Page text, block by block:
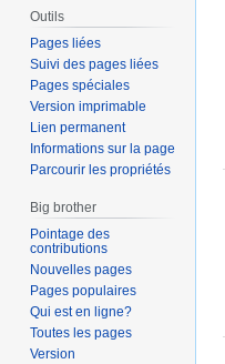
Outils
Pages liées
Suivi des pages liées
Pages spéciales
Version imprimable
Lien permanent
Informations sur la page
Parcourir les propriétés
Big brother
Pointage des
contributions
Nouvelles pages
Pages populaires
Qui est en ligne?
Toutes les pages
Version